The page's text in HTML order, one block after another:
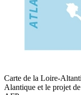
Carte de la Loire-
Alantique et le projet